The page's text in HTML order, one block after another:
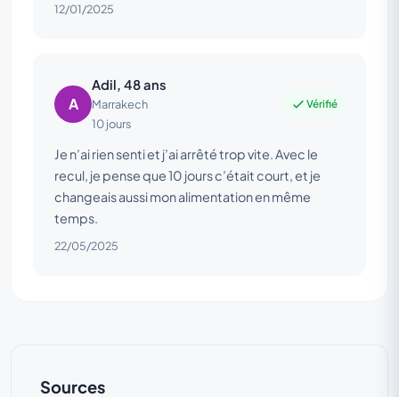
12/01/2025
A
Adil, 48 ans
Marrakech
10 jours
Vérifié
Je n’ai rien senti et j’ai arrêté trop vite. Avec le
recul, je pense que 10 jours c’était court, et je
changeais aussi mon alimentation en même
temps.
22/05/2025
Sources